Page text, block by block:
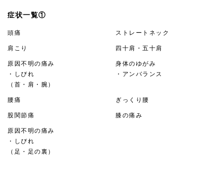
症状一覧①
頭痛 ストレートネック
肩こり 四十肩・五十肩
原因不明の痛み
・しびれ
（首・肩・腕）
身体のゆがみ
・アンバランス
腰痛 ぎっくり腰
股関節痛 膝の痛み
原因不明の痛み
・しびれ
（足・足の裏）